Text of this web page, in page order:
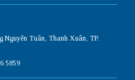
Nguyễn Tuân, Thanh Xuân, TP.
5859